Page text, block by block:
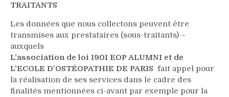
TRAITANTS
Les données que nous collectons peuvent être
transmises aux prestataires (sous-traitants) –
auxquels
L’association de loi 1901 EOP ALUMNI et de
L’ECOLE D’OSTÉOPATHIE DE PARIS fait appel pour
la réalisation de ses services dans le cadre des
finalités mentionnées ci-avant par exemple pour la